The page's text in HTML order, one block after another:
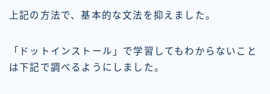
上記の方法で、基本的な文法を抑えました。
「ドットインストール」で学習してもわからないこと
は下記で調べるようにしました。